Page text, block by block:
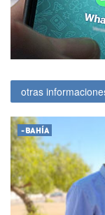
otras
-BAHÍA